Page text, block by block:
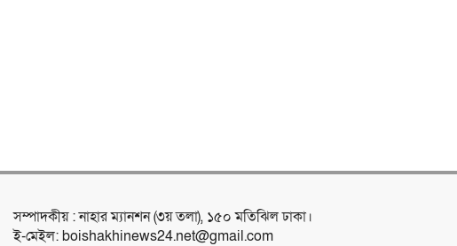
সম্পাদকীয় : নাহার ম্যানশন (৩য় তলা), ১৫০ মতিঝিল ঢাকা।
ই-মেইল: boishakhinews24.net@gmail.com